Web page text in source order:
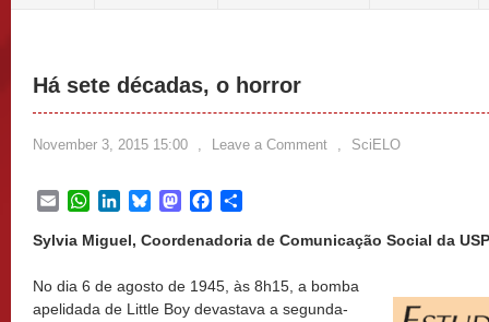
Há sete décadas, o horror
November 3, 2015 15:00 , Leave a Comment , SciELO
EmailWhatsApp
LinkedInBlueskyMastodonFacebook
Sylvia Miguel, Coordenadoria de Comunicação Social da
No dia 6 de agosto de 1945, às 8h15, a bomba
apelidada de Little Boy devastava a segunda-